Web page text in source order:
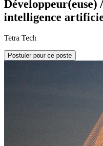
intelligence
Tetra Tech
Postuler pour ce poste